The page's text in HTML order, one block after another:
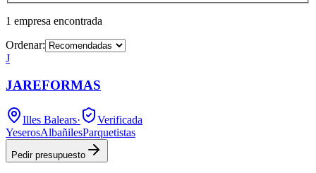
1 empresa encontrada
Ordenar:
J
JAREFORMAS
Illes Balears·
Verificada
YeserosAlbañilesParquetistas
Pedir presupuesto